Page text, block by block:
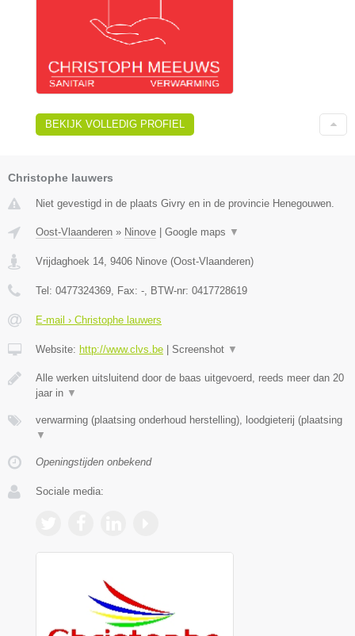
BEKIJK VOLLEDIG PROFIEL
Christophe lauwers
Niet gevestigd in de plaats Givry en in de provincie Henegouwen.
Oost-Vlaanderen » Ninove Google maps ▼
Vrijdaghoek 14, 9406 Ninove (Oost-Vlaanderen)
Tel: 0477324369, Fax: -, BTW-nr: 0417728619
E-mail › Christophe lauwers
Website: http://www.clvs.be Screenshot ▼
Alle werken uitsluitend door de baas uitgevoerd, reeds meer dan 20
jaar in ▼
verwarming (plaatsing onderhoud herstelling), loodgieterij (plaatsing
▼
Openingstijden onbekend
Sociale media: